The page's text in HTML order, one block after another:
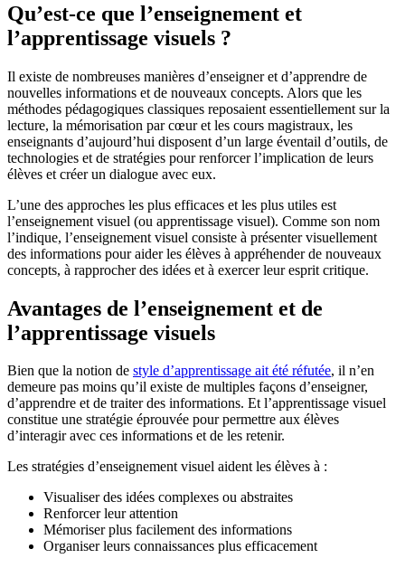
Qu’est-ce que l’enseignement et
l’apprentissage visuels ?
Il existe de nombreuses manières d’enseigner et d’apprendre de
nouvelles informations et de nouveaux concepts. Alors que les
méthodes pédagogiques classiques reposaient essentiellement sur la
lecture, la mémorisation par cœur et les cours magistraux, les
enseignants d’aujourd’hui disposent d’un large éventail d’outils, de
technologies et de stratégies pour renforcer l’implication de leurs
élèves et créer un dialogue avec eux.
L’une des approches les plus efficaces et les plus utiles est
l’enseignement visuel (ou apprentissage visuel). Comme son nom
l’indique, l’enseignement visuel consiste à présenter visuellement
des informations pour aider les élèves à appréhender de nouveaux
concepts, à rapprocher des idées et à exercer leur esprit critique.
Avantages de l’enseignement et de
l’apprentissage visuels
Bien que la notion de style d’apprentissage ait été réfutée, il n’en
demeure pas moins qu’il existe de multiples façons d’enseigner,
d’apprendre et de traiter des informations. Et l’apprentissage visuel
constitue une stratégie éprouvée pour permettre aux élèves
d’interagir avec ces informations et de les retenir.
Les stratégies d’enseignement visuel aident les élèves à :
Visualiser des idées complexes ou abstraites
Renforcer leur attention
Mémoriser plus facilement des informations
Organiser leurs connaissances plus efficacement